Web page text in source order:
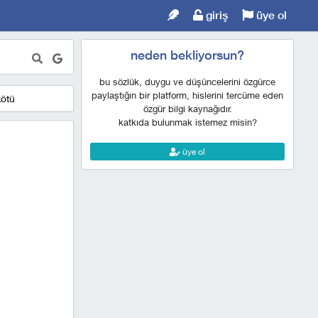
giriş üye ol
neden bekliyorsun?
bu sözlük, duygu ve düşüncelerini özgürce
paylaştığın bir platform, hislerini tercüme eden
özgür bilgi kaynağıdır.
katkıda bulunmak istemez misin?
üye ol